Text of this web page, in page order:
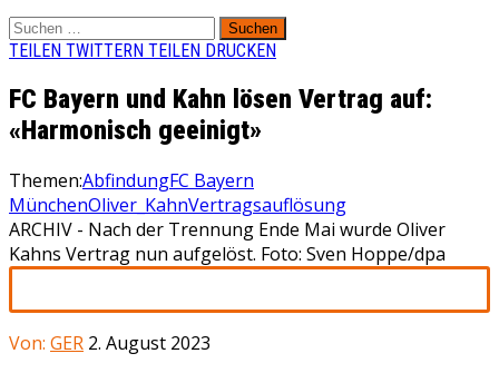
Suchen
nach:
TEILEN TWITTERN TEILEN DRUCKEN
FC Bayern und Kahn lösen Vertrag auf:
«Harmonisch geeinigt»
Themen:AbfindungFC Bayern
MünchenOliver_KahnVertragsauflösung
ARCHIV - Nach der Trennung Ende Mai wurde Oliver
Kahns Vertrag nun aufgelöst. Foto: Sven Hoppe/dpa
Von: GER 2. August 2023